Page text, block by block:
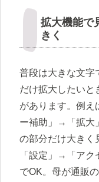
拡大機能で
きく
普段は大きな文字
だけ拡大したいと
があります。例
ー補助」→「拡大
の部分だけ大きく
「設定」→「アク
でOK。母が通販